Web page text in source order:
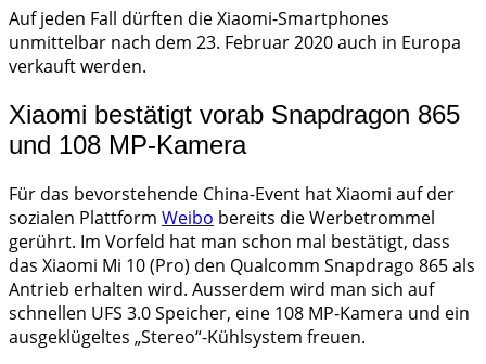
Auf jeden Fall dürften die Xiaomi-Smartphones
unmittelbar nach dem 23. Februar 2020 auch in Europa
verkauft werden.
Xiaomi bestätigt vorab Snapdragon 865
und 108 MP-Kamera
Für das bevorstehende China-Event hat Xiaomi auf der
sozialen Plattform Weibo bereits die Werbetrommel
gerührt. Im Vorfeld hat man schon mal bestätigt, dass
das Xiaomi Mi 10 (Pro) den Qualcomm Snapdrago 865 als
Antrieb erhalten wird. Ausserdem wird man sich auf
schnellen UFS 3.0 Speicher, eine 108 MP-Kamera und ein
ausgeklügeltes „Stereo“-Kühlsystem freuen.